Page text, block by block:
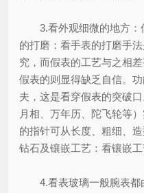
3.看外观细微的地方：
的打磨：看手表的打磨手
究，而假表的工艺与之相
假表的则显得缺乏自信。
夫，这是看穿假表的突破
月相、万年历、陀飞轮等
的指针可从长度、粗细、
钻石及镶嵌工艺：看镶嵌工
4.看表玻璃一般腕表都